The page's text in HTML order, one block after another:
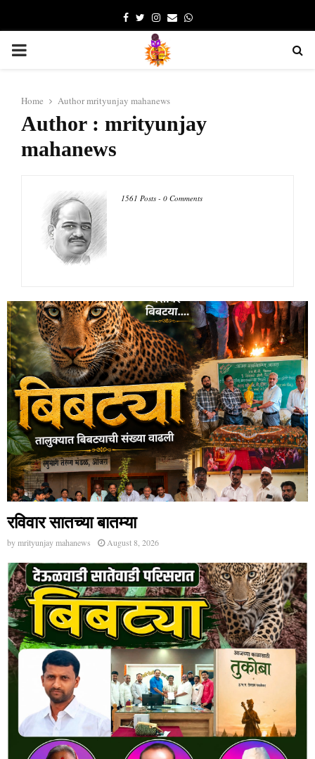
Facebook
TwitterInstagram
EmailWhatsapp
PRIMARY
Home Authormrityunjay mahanews
Author : mrityunjay
mahanews
1561 Posts - 0 Comments
रविवार सातच्या बातम्या
by mrityunjay mahanews August 8, 2026